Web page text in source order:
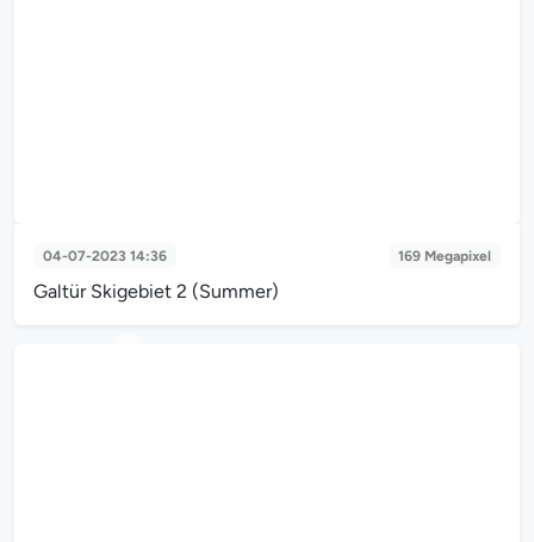
04-07-2023 14:36 169 Megapixel
Galtür Skigebiet 2 (Summer)